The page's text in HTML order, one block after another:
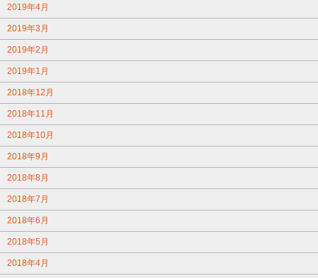
2019年4月
2019年3月
2019年2月
2019年1月
2018年12月
2018年11月
2018年10月
2018年9月
2018年8月
2018年7月
2018年6月
2018年5月
2018年4月